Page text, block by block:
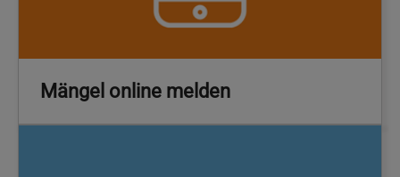
Mängel online melden